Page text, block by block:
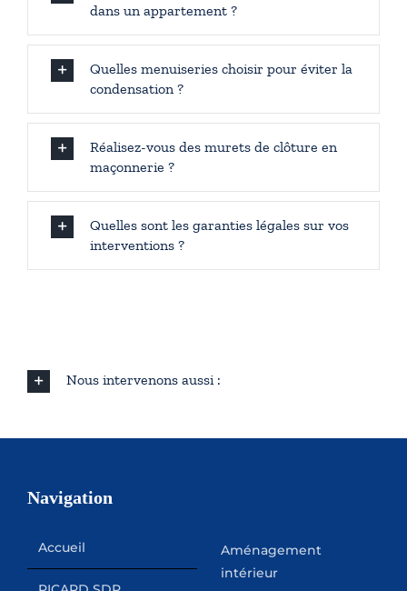
dans un appartement ?
Quelles menuiseries choisir pour éviter la
condensation ?
Réalisez-vous des murets de clôture en
maçonnerie ?
Quelles sont les garanties légales sur vos
interventions ?
Nous intervenons aussi :
Navigation
Accueil
Aménagement
intérieur